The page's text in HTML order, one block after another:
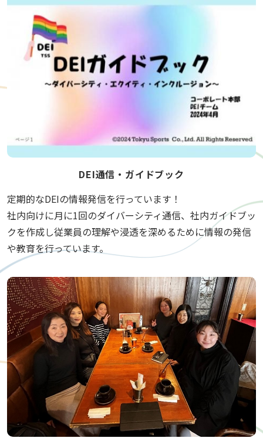
DEI通信・ガイドブック
定期的なDEIの情報発信を行っています！
社内向けに月に1回のダイバーシティ通信、社内ガイドブッ
クを作成し従業員の理解や浸透を深めるために情報の発信
や教育を行っています。